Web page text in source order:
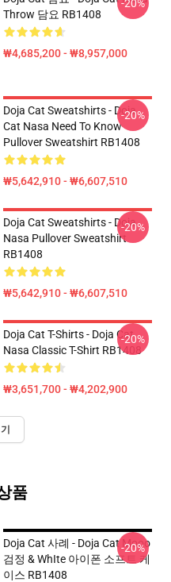
Throw 담요 RB1408
₩4,685,200 - ₩8,957,000
-20%
Doja Cat Sweatshirts - Doja
Cat Nasa Need To Know
Pullover Sweatshirt RB1408
₩5,642,910 - ₩6,607,510
-20%
Doja Cat Sweatshirts - Doja
Nasa Pullover Sweatshirt
RB1408
₩5,642,910 - ₩6,607,510
-20%
Doja Cat T-Shirts - Doja Cat
Nasa Classic T-Shirt RB1408
₩3,651,700 - ₩4,202,900
-20%
품
Doja Cat 사례 - Doja Cat Mooo
검정 & WhIte 아이폰 소프트 케
이스 RB1408
-20%